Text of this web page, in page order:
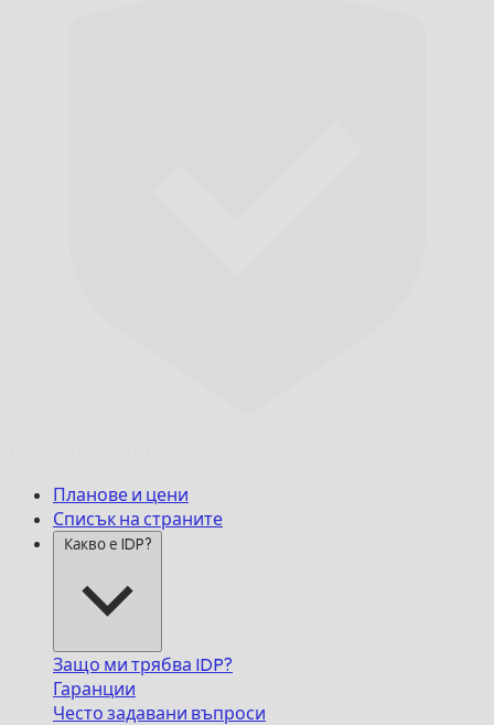
Планове и цени
Списък на страните
Какво е IDP?
Защо ми трябва IDP?
Гаранции
Често задавани въпроси